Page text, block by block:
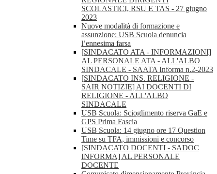
SCOLASTICI, RSU E TAS - 27 giugno
2023
Nuove modalità di formazione e
assunzione: USB Scuola denuncia
l’ennesima farsa
[SINDACATO ATA - INFORMAZIONI]
AL PERSONALE ATA - ALL'ALBO
SINDACALE - SAATA Informa n.2-2023
[SINDACATO INS. RELIGIONE -
SAIR NOTIZIE] AI DOCENTI DI
RELIGIONE - ALL'ALBO
SINDACALE
USB Scuola: Scioglimento riserva GaE e
GPS Prima Fascia
USB Scuola: 14 giugno ore 17 Question
Time su TFA, immissioni e concorso
[SINDACATO DOCENTI - SADOC
INFORMA] AL PERSONALE
DOCENTE